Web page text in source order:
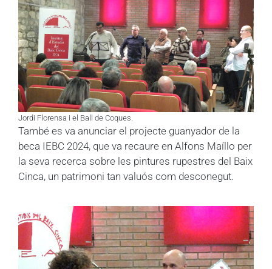
Jordi Florensa i el Ball de Coques.
També es va anunciar el projecte guanyador de la
beca IEBC 2024, que va recaure en Alfons Maíllo per
la seva recerca sobre les pintures rupestres del Baix
Cinca, un patrimoni tan valuós com desconegut.